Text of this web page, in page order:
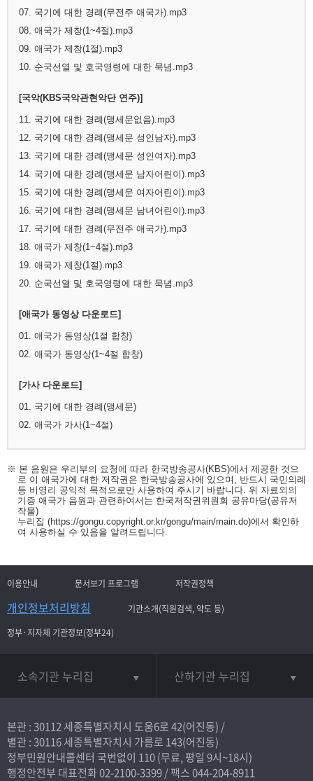
07. 국기에 대한 경례(무전주 애국가).mp3
08. 애국가 제창(1~4절).mp3
09. 애국가 제창(1절).mp3
10. 순국선열 및 호국영령에 대한 묵념.mp3
[국악(KBS국악관현악단 연주)]
11. 국기에 대한 경례(맹세문없음).mp3
12. 국기에 대한 경례(맹세문 성인남자).mp3
13. 국기에 대한 경례(맹세문 성인여자).mp3
14. 국기에 대한 경례(맹세문 남자어린이).mp3
15. 국기에 대한 경례(맹세문 여자어린이).mp3
16. 국기에 대한 경례(맹세문 남녀어린이).mp3
17. 국기에 대한 경례(무전주 애국가).mp3
18. 애국가 제창(1~4절).mp3
19. 애국가 제창(1절).mp3
20. 순국선열 및 호국영령에 대한 묵념.mp3
[애국가 동영상 다운로드]
01. 애국가 동영상(1절 합창)
02. 애국가 동영상(1~4절 합창)
[가사 다운로드]
01. 국기에 대한 경례(맹세문)
02. 애국가 가사(1~4절)
※ 본 음원은 우리부의 요청에 따라 한국방송공사(KBS)에서 제공한 것으
로 이 애국가에 대한 저작권은 한국방송공사에 있으며, 반드시 국민의례
등 비영리 공익적 목적으로만 사용하여 주시기 바랍니다. 위 자료외의
기증 애국가 음원과 관련하여서는 한국저작권위원회 공유마당(공유저
작물)
누리집 (https://gongu.copyright.or.kr/gongu/main/main.do)에서 확인하
여 사용하실 수 있음을 알려드립니다.
이용안내 문서보기 프로그램 저작권정책
개인정보처리방침
기관소개(직원검색, 약도 등)
정부·지자체 기관정보(정부24)
소속기관 누리집 산하기관 누리집
본관 : 30112 세종특별자치시 도움6로 42(어진동) /
별관 : 30116 세종특별자치시 가름로 143(어진동)
정부민원안내콜센터 국번없이 110(무료, 평일 9시~18시)
행정안전부 대표전화02-2100-3399/ 팩스 044-204-8911